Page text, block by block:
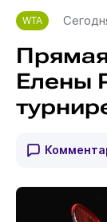
WTA
Елены